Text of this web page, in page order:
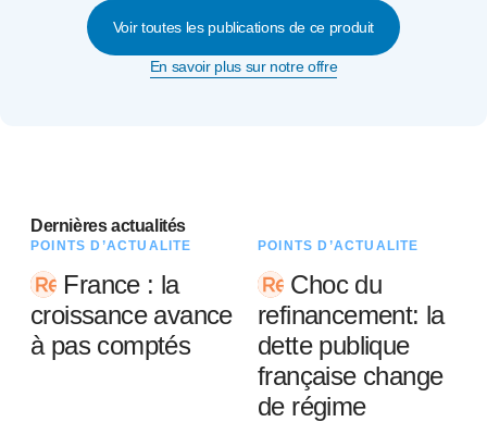
Voir toutes les publications de ce produit
En savoir plus sur notre offre
Dernières actualités
POINTS D’ACTUALITÉ
France : la
croissance avance
à pas comptés
POINTS D’ACTUALITÉ
Choc du
refinancement: la
dette publique
française change
de régime